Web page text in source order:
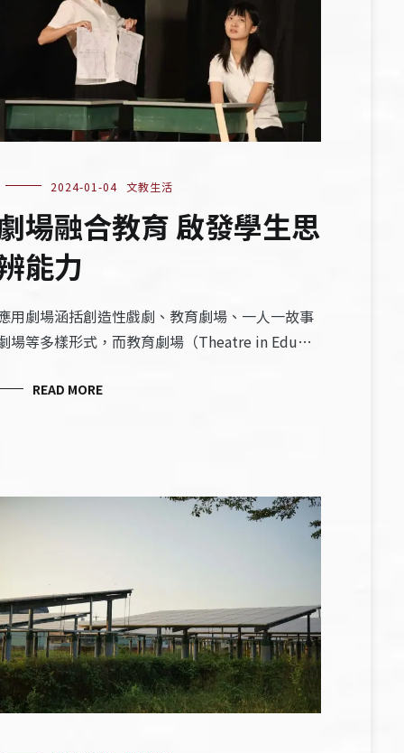
2024-01-04 文教生活
場融合教育 啟發學生思
能力
用劇場涵括創造性戲劇、教育劇場、一人一故事
場等多樣形式，而教育劇場（Theatre in Edu…
READ MORE